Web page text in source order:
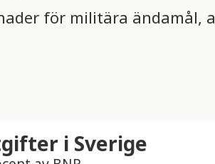
för militära ändamål,
i Sverige